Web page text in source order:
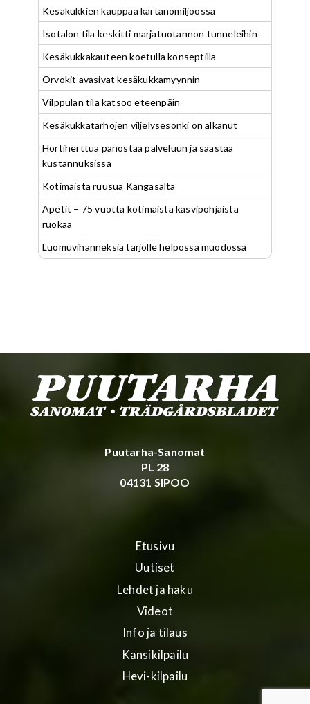
Kesäkukkien kauppaa kartanomiljöössä
Isotalon tila keskitti marjatuotannon tunneleihin
Kesäkukkakauteen koetulla konseptilla
Orvokit avasivat kesäkukkamyynnin
Vilppulan tila katsoo eteenpäin
Kesäkukkatarhojen viljelysesonki on alkanut
Hortiherttua panostaa palveluun ja säästää
kustannuksissa
Kotimaista ruusua Kangasalta
Apetit – 75 vuotta kotimaista kasvipohjaista
ruokaa
Luomuvihanneksia tarjolle helpossa muodossa
Puutarha-Sanomat
PL 28
04131 SIPOO
Etusivu
Uutiset
Lehdet ja haku
Videot
Info ja tilaus
Kansikilpailu
Hevi-kilpailu